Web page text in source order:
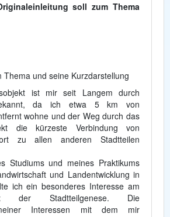
soll zum Thema
Thema und seine Kurzdarstellung
ist mir seit Langem durch
da ich etwa 5 km von
wohne und der Weg durch das
die kürzeste Verbindung von
zu allen anderen Stadtteilen
Studiums und meines Praktikums
und Landentwicklung in
ich ein besonderes Interesse am
der Stadtteilgenese. Die
Interessen mit dem mir